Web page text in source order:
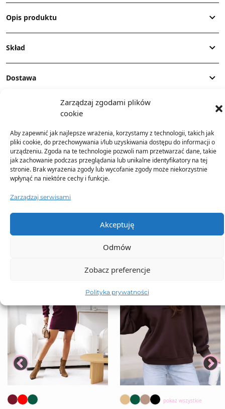
Zarządzaj zgodami plików
cookie
Aby zapewnić jak najlepsze wrażenia, korzystamy z technologii, takich jak
pliki cookie, do przechowywania i/lub uzyskiwania dostępu do informacji o
urządzeniu. Zgoda na te technologie pozwoli nam przetwarzać dane, takie
jak zachowanie podczas przeglądania lub unikalne identyfikatory na tej
stronie. Brak wyrażenia zgody lub wycofanie zgody może niekorzystnie
wpłynąć na niektóre cechy i funkcje.
Zarządzaj serwisami
Akceptuję
Odmów
Zobacz preferencje
Polityka prywatności
Opis produktu
Skład
Dostawa
Dodatkowe informacje
TO SIĘ TERAZ SPRZEDAJE
pokaż wszystkie